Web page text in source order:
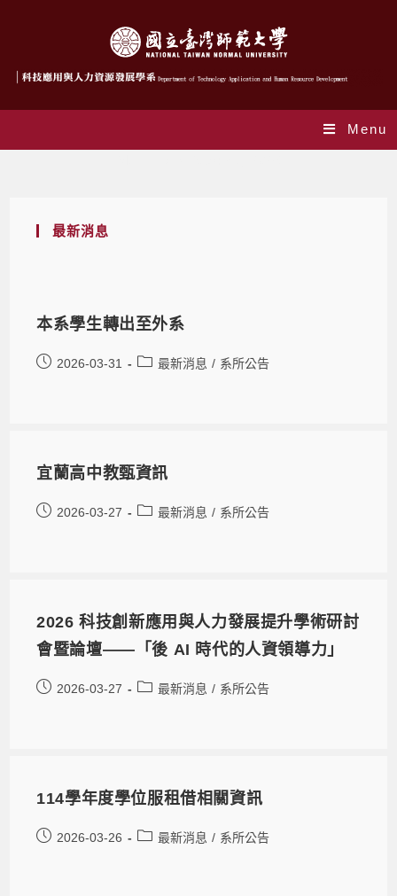
Menu
最新消息
本系學生轉出至外系
2026-03-31 最新消息 / 系所公告
宜蘭高中教甄資訊
2026-03-27 最新消息 / 系所公告
2026 科技創新應用與人力發展提升學術研討
會暨論壇——「後 AI 時代的人資領導力」
2026-03-27 最新消息 / 系所公告
114學年度學位服租借相關資訊
2026-03-26 最新消息 / 系所公告